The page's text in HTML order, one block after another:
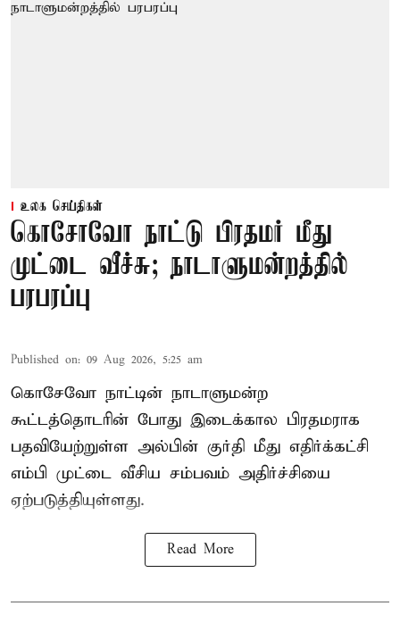
உலக செய்திகள்
கொசோவோ நாட்டு பிரதமர் மீது
முட்டை வீச்சு; நாடாளுமன்றத்தில்
பரபரப்பு
Published on: 09 Aug 2026, 5:25 am
கொசேவோ நாட்டின் நாடாளுமன்ற
கூட்டத்தொடரின் போது இடைக்கால பிரதமராக
பதவியேற்றுள்ள அல்பின் குர்தி மீது எதிர்க்கட்சி
எம்பி முட்டை வீசிய சம்பவம் அதிர்ச்சியை
ஏற்படுத்தியுள்ளது.
Read More